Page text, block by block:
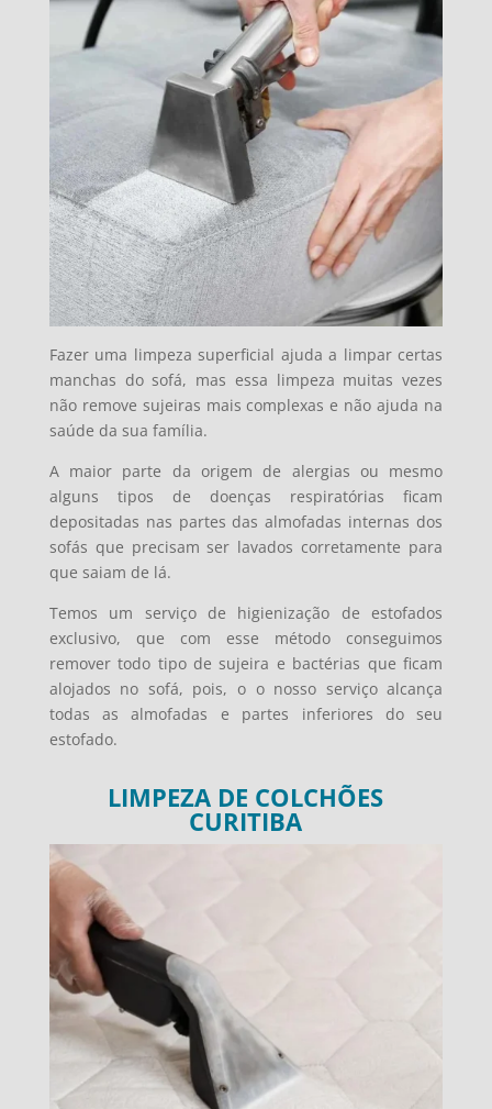
Fazer uma limpeza superficial ajuda a limpar certas
manchas do sofá, mas essa limpeza muitas vezes
não remove sujeiras mais complexas e não ajuda na
saúde da sua família.
A maior parte da origem de alergias ou mesmo
alguns tipos de doenças respiratórias ficam
depositadas nas partes das almofadas internas dos
sofás que precisam ser lavados corretamente para
que saiam de lá.
Temos um serviço de higienização de estofados
exclusivo, que com esse método conseguimos
remover todo tipo de sujeira e bactérias que ficam
alojados no sofá, pois, o o nosso serviço alcança
todas as almofadas e partes inferiores do seu
estofado.
LIMPEZA DE COLCHÕES
CURITIBA